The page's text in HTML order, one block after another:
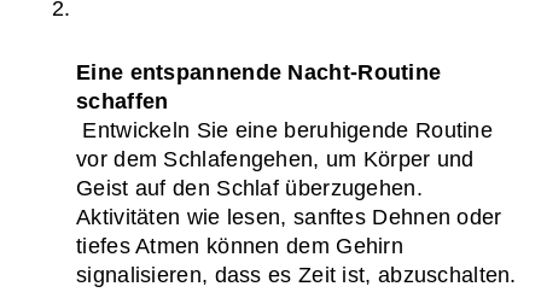
Eine entspannende Nacht-Routine
schaffen
vor dem Schlafengehen, um Körper und
Geist auf den Schlaf überzugehen.
Aktivitäten wie lesen, sanftes Dehnen oder
tiefes Atmen können dem Gehirn
signalisieren, dass es Zeit ist, abzuschalten.